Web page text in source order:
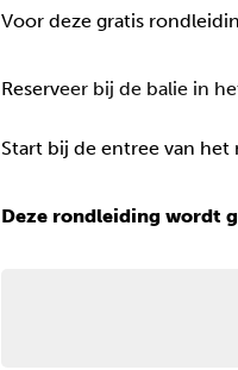
Voor deze gratis
Reserveer bij de balie in
Start bij de entree van het
Deze rondleiding wordt